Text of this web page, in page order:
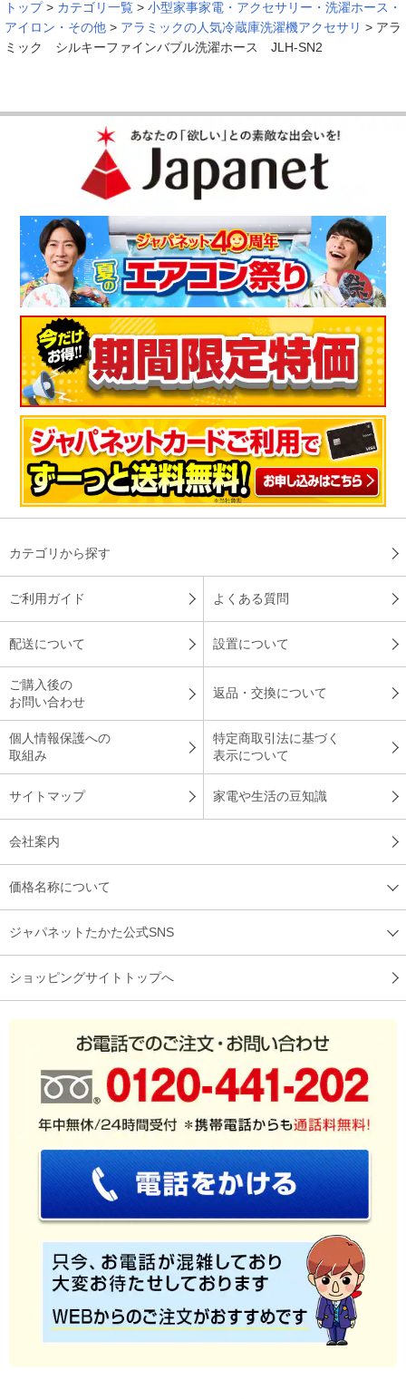
以前は洗剤と衣料用消臭剤で洗って乾燥した後に、臭い戻りが
（山形県 50代
こんなに違いが出てびっくり
ホ－スを変えるだけでにおいも抑えることで試してみたくなり
ました。部屋干しのにおいや皮脂汚れや洗濯槽のにおいもなく
なってきたように感じている。洗濯ホ－スを替えただけでこん
なに違いが出ることでびっくり、家族の反応も驚いていてよい
買い物ができたと感じている。
（愛知県50代 M.H様）
汚れ落ちに感激した
洗濯物の仕上がり（洗濯層から取り出したとき）の手触りが違
って感じ、又ワイシャツの襟元がきれいに落ちていたのに感激
した。洗濯槽の汚れは確認できないが、期待してしまう。
匂いが気にならなくなりました！
洗濯物の洗い上がりが改善しました。特に靴下など匂いが気に
なるものが改善しました。匂いが気にならなくなりました。
（東京都50代
洗濯するのが楽しみになりました
がします。洗濯槽もきれいになるとのことで、洗濯槽用洗剤が
不要になるなら、高くない買い物だと思い購入しました。洗濯
するのが楽しみになりました。
色の服に砂っぽい汚れがついて落ちてなかったり、シャツの襟
汚れが落ちてなかったりすることがよくありましたが、あまり
気にならなくなりました。これから、期待してます。
（高知県40代O.M様
「お客様の声」は実際にご購入されたお客様からのご意見を掲載しておりま
商品により、同一シリーズをご購入された方の声を含みます。
トップ > カテゴリ一覧 > 小型家事家電・アクセサリー・洗濯ホース・
アイロン・その他 > アラミックの人気冷蔵庫洗濯機アクセサリ > アラ
ミック シルキーファインバブル洗濯ホース JLH-SN2
カテゴリから探す
ご利用ガイド よくある質問
配送について 設置について
ご購入後の
お問い合わせ
返品・交換について
個人情報保護への
取組み
特定商取引法に基づく
表示について
サイトマップ 家電や生活の豆知識
会社案内
価格名称について
ジャパネットたかた公式SNS
ショッピングサイトトップへ